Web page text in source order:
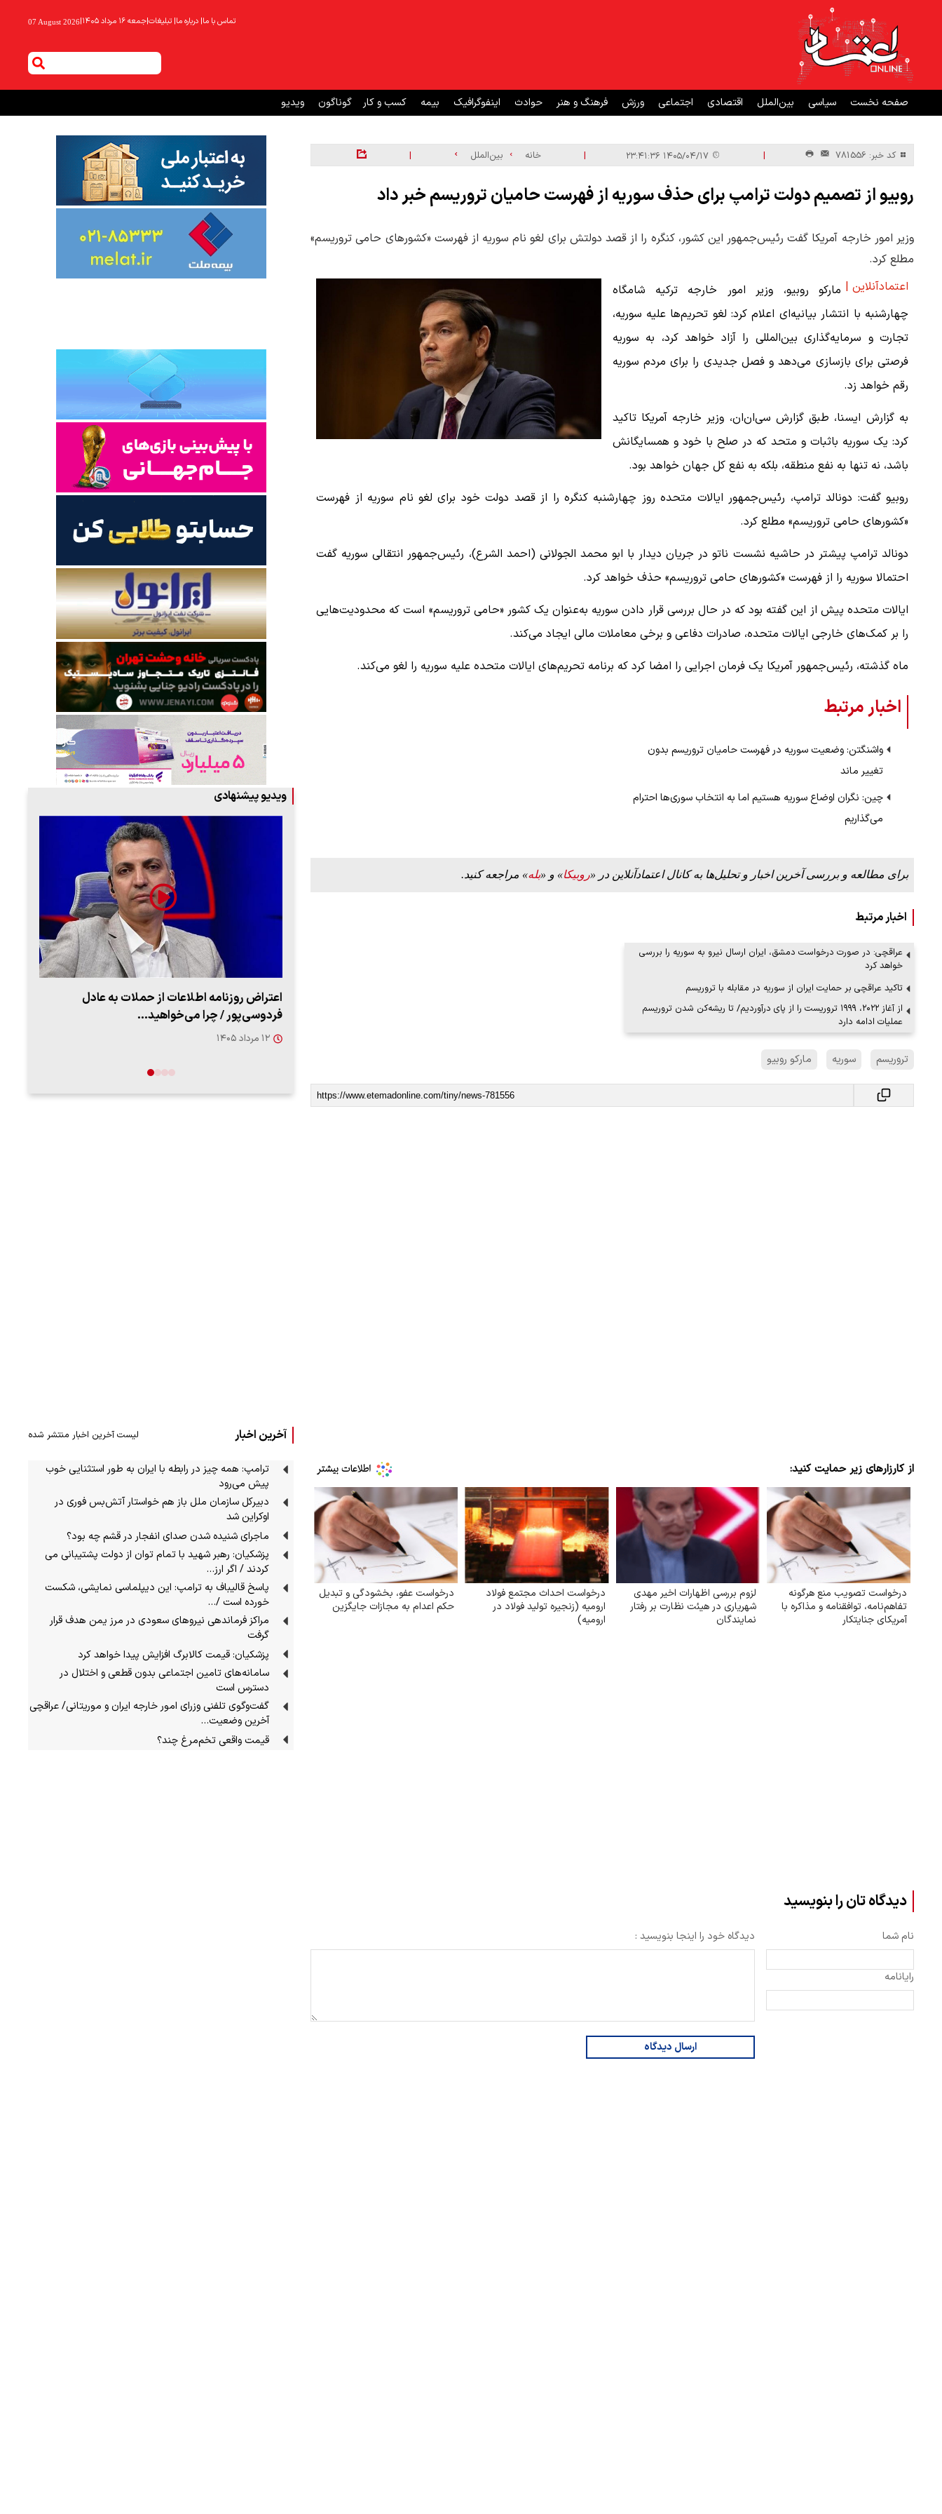
تماس با ما| درباره ما| تبلیغات|جمعه ۱۶ مرداد ۱۴۰۵ |
07 August 2026
صفحه نخست سیاسی بین‌الملل اقتصادی اجتماعی ورزش فرهنگ و هنر حوادث اینفوگرافیک بیمه کسب و کار گوناگون ویدیو
کد خبر: 781556 |
| خانه بین‌الملل |
روبیو از تصمیم دولت ترامپ برای حذف سوریه از فهرست حامیان تروریسم خبر داد
وزیر امور خارجه آمریکا گفت رئیس‌جمهور این کشور، کنگره را از قصد دولتش برای لغو نام سوریه از فهرست «کشورهای حامی تروریسم»
مطلع کرد.
اعتمادآنلاین | مارکو روبیو، وزیر امور خارجه ترکیه شامگاه
چهارشنبه با انتشار بیانیه‌ای اعلام کرد: لغو تحریم‌ها علیه سوریه،
تجارت و سرمایه‌گذاری بین‌المللی را آزاد خواهد کرد، به سوریه
فرصتی برای بازسازی می‌دهد و فصل جدیدی را برای مردم سوریه
رقم خواهد زد.
به گزارش ایسنا، طبق گزارش سی‌ان‌ان، وزیر خارجه آمریکا تاکید
کرد: یک سوریه باثبات و متحد که در صلح با خود و همسایگانش
باشد، نه تنها به نفع منطقه، بلکه به نفع کل جهان خواهد بود.
روبیو گفت: دونالد ترامپ، رئیس‌جمهور ایالات متحده روز چهارشنبه کنگره را از قصد دولت خود برای لغو نام سوریه از فهرست
«کشورهای حامی تروریسم» مطلع کرد.
دونالد ترامپ پیشتر در حاشیه نشست ناتو در جریان دیدار با ابو محمد الجولانی (احمد الشرع)، رئیس‌جمهور انتقالی سوریه گفت
احتمالا سوریه را از فهرست «کشورهای حامی تروریسم» حذف خواهد کرد.
ایالات متحده پیش از این گفته بود که در حال بررسی قرار دادن سوریه به‌عنوان یک کشور «حامی تروریسم» است که محدودیت‌هایی
را بر کمک‌های خارجی ایالات متحده، صادرات دفاعی و برخی معاملات مالی ایجاد می‌کند.
ماه گذشته، رئیس‌جمهور آمریکا یک فرمان اجرایی را امضا کرد که برنامه تحریم‌های ایالات متحده علیه سوریه را لغو می‌کند.
اخبار مرتبط
واشنگتن: وضعیت سوریه در فهرست حامیان تروریسم بدون
تغییر ماند
چین: نگران اوضاع سوریه هستیم اما به انتخاب سوری‌ها احترام
می‌گذاریم
برای مطالعه و بررسی آخرین اخبار و تحلیل‌ها به کانال اعتمادآنلاین در «روبیکا» و «بله» مراجعه کنید.
اخبار مرتبط
عراقچی: در صورت درخواست دمشق، ایران ارسال نیرو به سوریه را بررسی
خواهد کرد
تاکید عراقچی بر حمایت ایران از سوریه در مقابله با تروریسم
از آغاز ۲۰۲۲، ۱۹۹۹ تروریست را از پای درآوردیم/ تا ریشه‌کن شدن تروریسم
عملیات ادامه دارد
تروریسم سوریه مارکو روبیو
از کارزارهای زیر حمایت کنید:
درخواست تصویب منع هرگونه
تفاهم‌نامه، توافقنامه و مذاکره با
آمریکای جنایتکار
لزوم بررسی اظهارات اخیر مهدی
شهریاری در هیئت نظارت بر رفتار
نمایندگان
درخواست احداث مجتمع فولاد
ارومیه (زنجیره تولید فولاد در
ارومیه)
درخواست عفو، بخشودگی و تبدیل
حکم اعدام به مجازات جایگزین
دیدگاه تان را بنویسید
نام شما
رایانامه
دیدگاه خود را اینجا بنویسید :
ارسال دیدگاه
ویدیو پیشنهادی
لحظه حمله به بیت
پزشکیان: از حد و حدود خودمان دفاع می‌کنیم، اما
به‌دنبال گسترش جنگ نیس…
۱۳ مرداد ۱۴۰۵
اعتراض روزنامه اطلاعات از حملات به عادل
فردوسی‌پور / چرا می‌خواهید…
۱۲ مرداد ۱۴۰۵
آخرین اخبار لیست آخرین اخبار منتشر شده
ترامپ: همه چیز در رابطه با ایران به طور استثنایی خوب
پیش می‌رود
دبیرکل سازمان ملل باز هم خواستار آتش‌بس فوری در
اوکراین شد
ماجرای شنیده شدن صدای انفجار در قشم چه بود؟
پزشکیان: رهبر شهید با تمام توان از دولت پشتیبانی می
کردند / اگر ارز…
پاسخ قالیباف به ترامپ: این دیپلماسی نمایشی، شکست
خورده است /…
مراکز فرماندهی نیروهای سعودی در مرز یمن هدف قرار
گرفت
پزشکیان: قیمت کالابرگ افزایش پیدا خواهد کرد
سامانه‌های تامین اجتماعی بدون قطعی و اختلال در
دسترس است
گفت‌وگوی تلفنی وزرای امور خارجه ایران و موریتانی/ عراقچی
آخرین وضعیت…
قیمت واقعی تخم‌مرغ چند؟